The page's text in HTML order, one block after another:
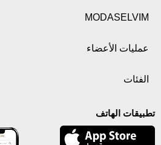
MODASELVIM
عمليات الأعضاء
الفئات
تطبيقات الهاتف